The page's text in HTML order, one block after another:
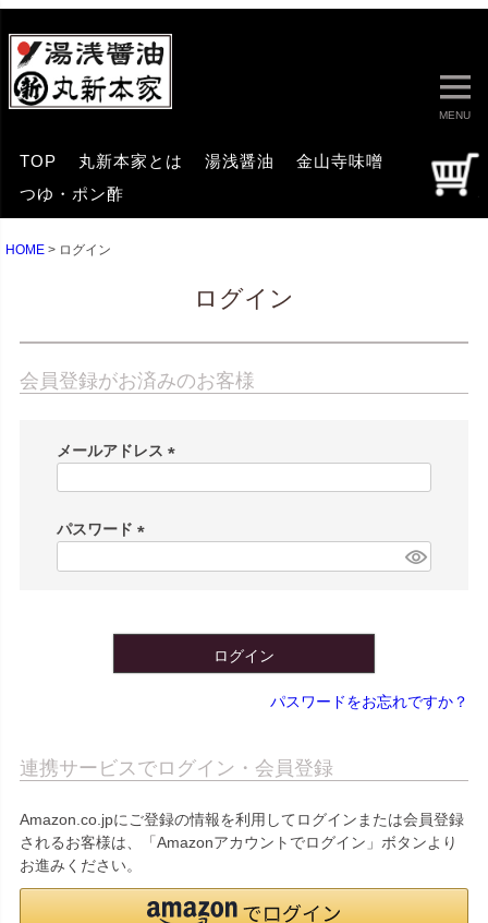
MENU
TOP 丸新本家とは 湯浅醤油
金山寺味噌
つゆ・ポン酢
HOME ログイン
ログイン
会員登録がお済みのお客様
メールアドレス
)
パスワード
ログイン
パスワードをお忘れですか？
連携サービスでログイン・会員登録
Amazon.co.jpにご登録の情報を利用してログインまたは会員登録
されるお客様は、「Amazonアカウントでログイン」ボタンより
お進みください。